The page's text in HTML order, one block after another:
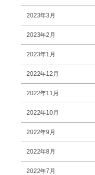
2023年3月
2023年2月
2023年1月
2022年12月
2022年11月
2022年10月
2022年9月
2022年8月
2022年7月